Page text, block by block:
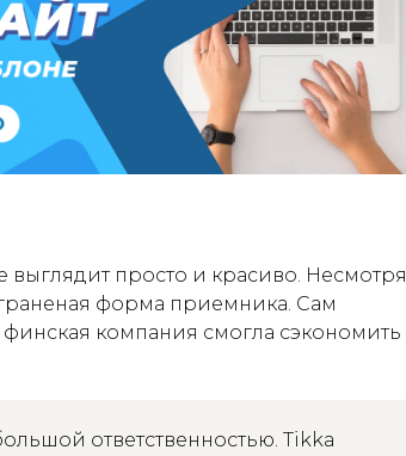
просто и красиво. Несмотря
форма приемника. Сам
компания смогла сэкономить
ответственностью. Tikka